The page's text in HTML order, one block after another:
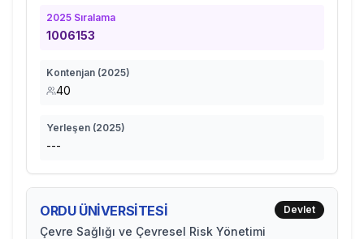
2025 Sıralama
1006153
Kontenjan (2025)
40
Yerleşen (2025)
---
ORDU ÜNİVERSİTESİ
Çevre Sağlığı ve Çevresel Risk Yönetimi
Devlet